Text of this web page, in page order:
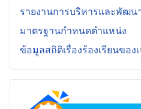
รายงานการบริหารและพัฒ
มาตรฐานกำหนดตำแหน่ง
ข้อมูลสถิติเรื่องร้องเรียนของ